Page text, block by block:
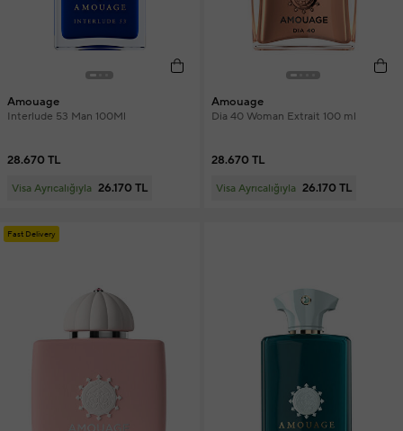
Amouage
Interlude 53 Man 100Ml
28.670 TL
Visa Ayrıcalığıyla 26.170 TL
Amouage
Dia 40 Woman Extrait 100 ml
28.670 TL
Visa Ayrıcalığıyla 26.170 TL
Fast Delivery